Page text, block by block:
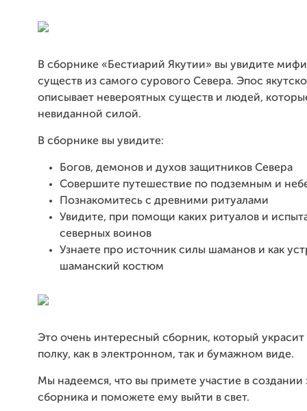
В сборнике «Бестиарий Якутии» вы увидите
существ из самого сурового Севера. Эпос
описывает невероятных существ и людей,
невиданной силой.
В сборнике вы увидите:
Богов, демонов и духов защитников Севера
Совершите путешествие по подземным и
Познакомитесь с древними ритуалами
Увидите, при помощи каких ритуалов и
северных воинов
Узнаете про источник силы шаманов и как
шаманский костюм
Это очень интересный сборник, который
полку, как в электронном, так и бумажном виде.
Мы надеемся, что вы примете участие в создании
сборника и поможете ему выйти в свет.